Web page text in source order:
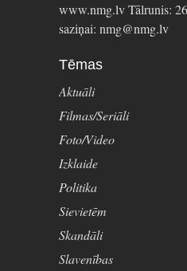
www.nmg.lv Tālrunis:
saziņai: nmg@nmg.lv
Tēmas
Aktuāli
Filmas/Seriāli
Foto/Video
Izklaide
Politika
Sievietēm
Skandāli
Slavenības